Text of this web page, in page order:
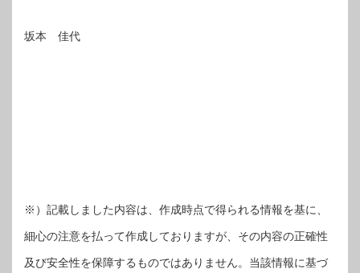
坂本 佳代
※）記載しました内容は、作成時点で得られる情報を基に、
細心の注意を払って作成しておりますが、その内容の正確性
及び安全性を保障するものではありません。当該情報に基づ